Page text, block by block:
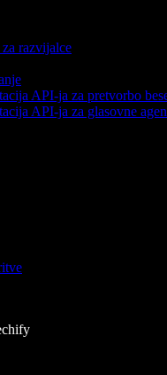
razvijalce
API-ja za pretvorbo
API-ja za glasovne